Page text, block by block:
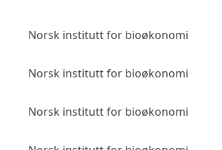
Norsk institutt for bioøkonomi
Norsk institutt for bioøkonomi
Norsk institutt for bioøkonomi